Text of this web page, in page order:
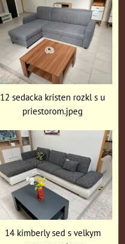
12 sedacka kristen rozkl s u
priestorom.jpeg
14 kimberly sed s velkym